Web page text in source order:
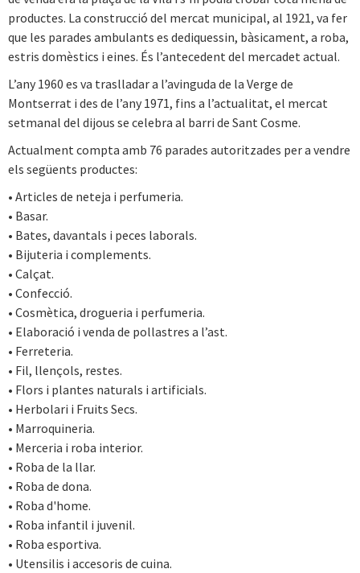
productes. La construcció del mercat municipal, al 1921, va fer
que les parades ambulants es dediquessin, bàsicament, a roba,
estris domèstics i eines. És l’antecedent del mercadet actual.
L’any 1960 es va traslladar a l’avinguda de la Verge de
Montserrat i des de l’any 1971, fins a l’actualitat, el mercat
setmanal del dijous se celebra al barri de Sant Cosme.
Actualment compta amb 76 parades autoritzades per a vendre
els següents productes:
• Articles de neteja i perfumeria.
• Basar.
• Bates, davantals i peces laborals.
• Bijuteria i complements.
• Calçat.
• Confecció.
• Cosmètica, drogueria i perfumeria.
• Elaboració i venda de pollastres a l’ast.
• Ferreteria.
• Fil, llençols, restes.
• Flors i plantes naturals i artificials.
• Herbolari i Fruits Secs.
• Marroquineria.
• Merceria i roba interior.
• Roba de la llar.
• Roba de dona.
• Roba d'home.
• Roba infantil i juvenil.
• Roba esportiva.
• Utensilis i accesoris de cuina.